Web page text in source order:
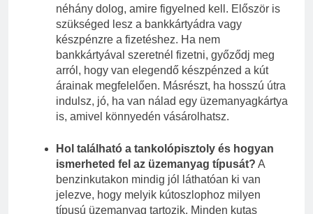
néhány dolog, amire figyelned kell. Először is
szükséged lesz a bankkártyádra vagy
készpénzre a fizetéshez. Ha nem
bankkártyával szeretnél fizetni, győződj meg
arról, hogy van elegendő készpénzed a kút
árainak megfelelően. Másrészt, ha hosszú útra
indulsz, jó, ha van nálad egy üzemanyagkártya
is, amivel könnyedén vásárolhatsz.
Hol található a tankolópisztoly és hogyan
ismerheted fel az üzemanyag típusát? A
benzinkutakon mindig jól láthatóan ki van
jelezve, hogy melyik kútoszlophoz milyen
típusú üzemanyag tartozik. Minden kutas